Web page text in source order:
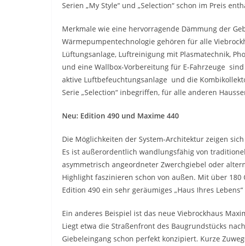
Serien „My Style“ und „Selection“ schon im Preis
Merkmale wie eine hervorragende Dämmung der
Wärmepumpentechnologie gehören für alle
Lüftungsanlage, Luftreinigung mit Plasmatechnik,
und eine Wallbox-Vorbereitung für E-Fahrzeuge
aktive Luftbefeuchtungsanlage und die
Serie „Selection“ inbegriffen, für alle anderen
Neu: Edition 490 und Maxime 440
Die Möglichkeiten der System-Architektur zeigen
Es ist außerordentlich wandlungsfähig von
asymmetrisch angeordneter Zwerchgiebel oder
Highlight faszinieren schon von außen. Mit über
Edition 490 ein sehr geräumiges „Haus Ihres Lebens“
Ein anderes Beispiel ist das neue Viebrockhaus
Liegt etwa die Straßenfront des Baugrundstücks
Giebeleingang schon perfekt konzipiert. Kurze